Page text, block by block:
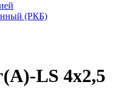
(РКБ)
LS 4х2,5